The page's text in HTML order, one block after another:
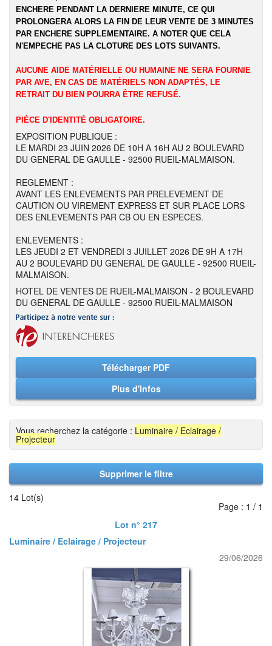
ENCHERE PENDANT LA DERNIERE MINUTE, CE QUI
PROLONGERA ALORS LA FIN DE LEUR VENTE DE 3 MINUTES
PAR ENCHERE SUPPLEMENTAIRE. A NOTER QUE CELA
N'EMPECHE PAS LA CLOTURE DES LOTS SUIVANTS.
AUCUNE AIDE MATÉRIELLE OU HUMAINE NE SERA FOURNIE
PAR AVE, EN CAS DE MATÉRIELS NON ADAPTÉS, LE
RETRAIT DU BIEN POURRA ÊTRE REFUSÉ.
PIÈCE D'IDENTITÉ OBLIGATOIRE.
EXPOSITION PUBLIQUE :
LE MARDI 23 JUIN 2026 DE 10H A 16H AU 2 BOULEVARD
DU GENERAL DE GAULLE - 92500 RUEIL-MALMAISON.
REGLEMENT :
AVANT LES ENLEVEMENTS PAR PRELEVEMENT DE
CAUTION OU VIREMENT EXPRESS ET SUR PLACE LORS
DES ENLEVEMENTS PAR CB OU EN ESPECES.
ENLEVEMENTS :
LES JEUDI 2 ET VENDREDI 3 JUILLET 2026 DE 9H A 17H
AU 2 BOULEVARD DU GENERAL DE GAULLE - 92500 RUEIL-
MALMAISON.
HOTEL DE VENTES DE RUEIL-MALMAISON - 2 BOULEVARD
DU GENERAL DE GAULLE - 92500 RUEIL-MALMAISON
Télécharger PDF
Plus d'infos
Vous recherchez la catégorie : Luminaire / Eclairage /
Projecteur
Supprimer le filtre
14 Lot(s)
Page : 1 / 1
Lot n° 217
Luminaire / Eclairage / Projecteur
29/06/2026